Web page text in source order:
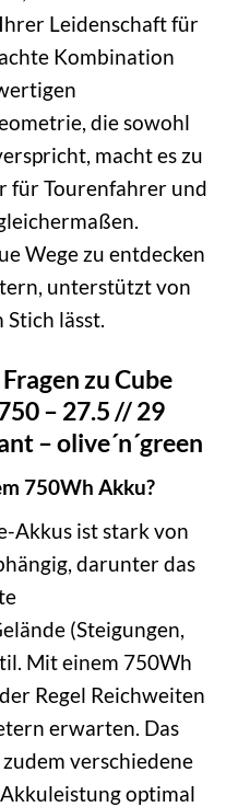
Leidenschaft für
Kombination
die sowohl
macht es zu
für Tourenfahrer und
Wege zu entdecken
unterstützt von
lässt.
zu Cube
– 27.5 // 29
– olive´n´green
750Wh Akku?
Akkus ist stark von
darunter das
(Steigungen,
Mit einem 750Wh
Regel Reichweiten
erwarten. Das
verschiedene
optimal